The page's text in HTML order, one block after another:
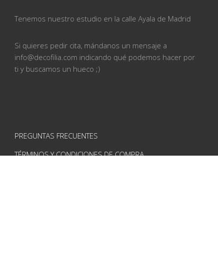
Tenemos nuestro estudio en la calle Ayala de Madrid
Si quieres pedir cita, mándanos un mensaje a
info@decofilia.com indicando qué podemos hacer por
ti y buscamos un hueco ;)
PREGUNTAS FRECUENTES
TÉRMINOS Y CONDICIONES DE COMPRA